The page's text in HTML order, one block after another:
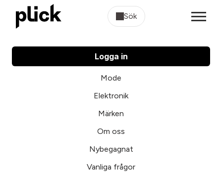
Sök
Logga in
Mode
Elektronik
Märken
Om oss
Nybegagnat
Vanliga frågor